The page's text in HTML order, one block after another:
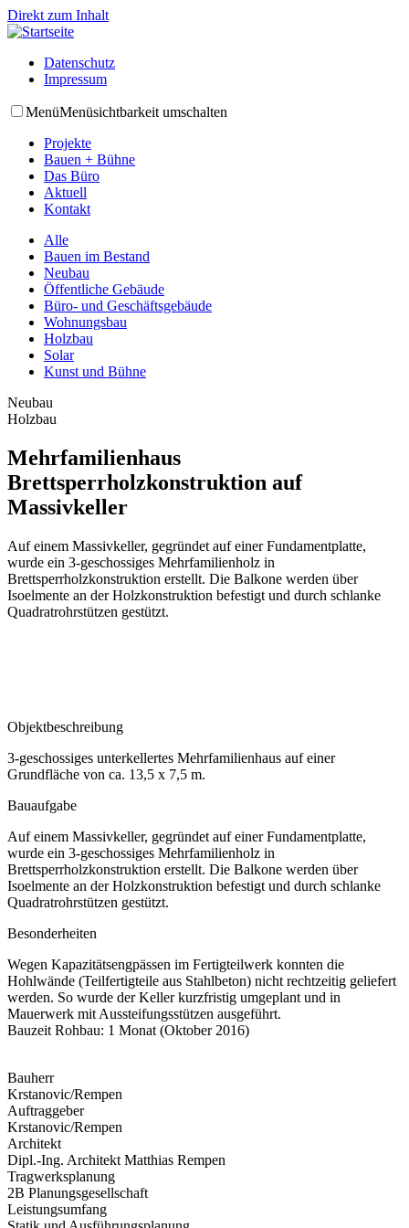
Direkt zum Inhalt
Datenschutz
Impressum
MenüMenüsichtbarkeit umschalten
Projekte
Bauen + Bühne
Das Büro
Aktuell
Kontakt
Alle
Bauen im Bestand
Neubau
Öffentliche Gebäude
Büro- und Geschäftsgebäude
Wohnungsbau
Holzbau
Solar
Kunst und Bühne
Neubau
Holzbau
Mehrfamilienhaus
Brettsperrholzkonstruktion auf
Massivkeller
Auf einem Massivkeller, gegründet auf einer Fundamentplatte,
wurde ein 3-geschossiges Mehrfamilienholz in
Brettsperrholzkonstruktion erstellt. Die Balkone werden über
Isoelmente an der Holzkonstruktion befestigt und durch schlanke
Quadratrohrstützen gestützt.
Objektbeschreibung
3-geschossiges unterkellertes Mehrfamilienhaus auf einer
Grundfläche von ca. 13,5 x 7,5 m.
Bauaufgabe
Auf einem Massivkeller, gegründet auf einer Fundamentplatte,
wurde ein 3-geschossiges Mehrfamilienholz in
Brettsperrholzkonstruktion erstellt. Die Balkone werden über
Isoelmente an der Holzkonstruktion befestigt und durch schlanke
Quadratrohrstützen gestützt.
Besonderheiten
Wegen Kapazitätsengpässen im Fertigteilwerk konnten die
Hohlwände (Teilfertigteile aus Stahlbeton) nicht rechtzeitig geliefert
werden. So wurde der Keller kurzfristig umgeplant und in
Mauerwerk mit Aussteifungsstützen ausgeführt.
Bauzeit Rohbau: 1 Monat (Oktober 2016)
Bauherr
Krstanovic/Rempen
Auftraggeber
Krstanovic/Rempen
Architekt
Dipl.-Ing. Architekt Matthias Rempen
Tragwerksplanung
2B Planungsgesellschaft
Leistungsumfang